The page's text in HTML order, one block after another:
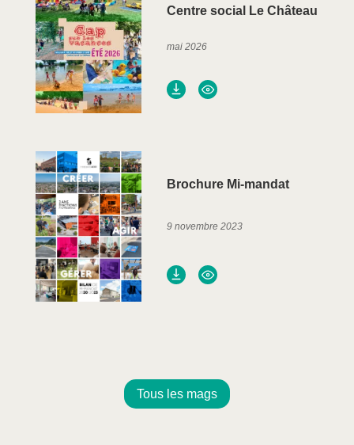
Centre social Le Château
mai 2026
Brochure Mi-mandat
9 novembre 2023
Tous les mags